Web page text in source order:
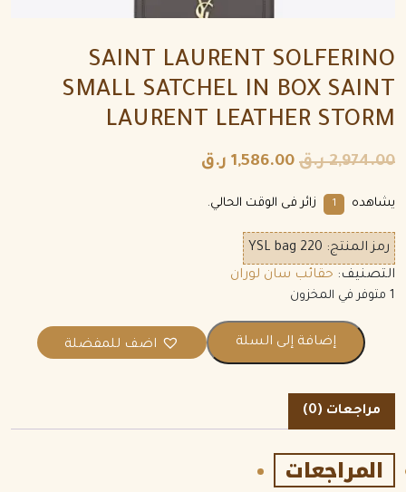
SAINT LAURENT SOLFERINO
SMALL SATCHEL IN BOX SAINT
LAURENT LEATHER STORM
2,974.00 ر.ق 1,586.00 ر.ق
يشاهده 1 زائر فى الوقت الحالي.
رمز المنتج: YSL bag 220
التصنيف: حقائب سان لوران
1 متوفر في المخزون
إضافة إلى السلة اضف للمفضلة
مراجعات (0)
المراجعات